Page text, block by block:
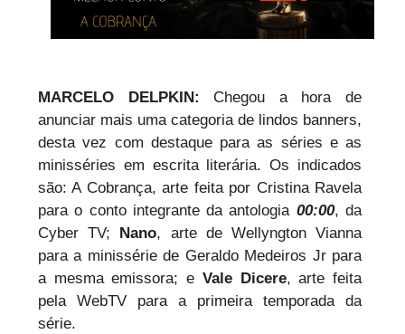
MARCELO DELPKIN: Chegou a hora de
anunciar mais uma categoria de lindos banners,
desta vez com destaque para as séries e as
minisséries em escrita literária. Os indicados
são: A Cobrança, arte feita por Cristina Ravela
para o conto integrante da antologia 00:00, da
Cyber TV; Nano, arte de Wellyngton Vianna
para a minissérie de Geraldo Medeiros Jr para
a mesma emissora; e Vale Dicere, arte feita
pela WebTV para a primeira temporada da
série.